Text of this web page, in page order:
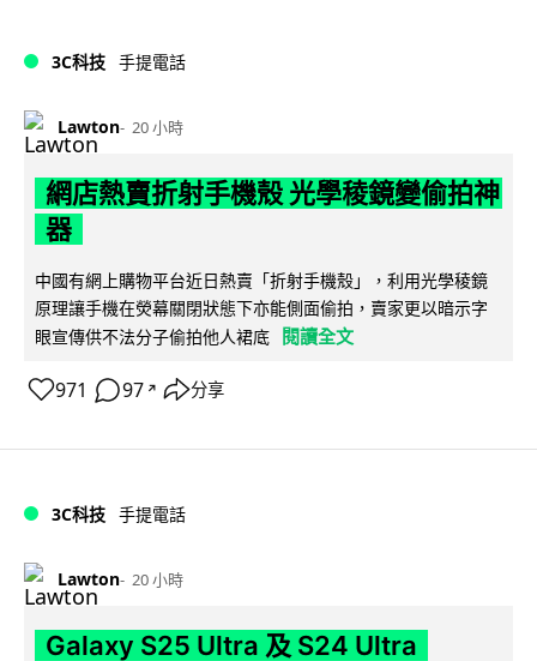
3C科技 手提電話
Lawton 20 小時
網店熱賣折射手機殼 光學稜鏡變偷拍神
器
中國有網上購物平台近日熱賣「折射手機殼」，利用光學稜鏡
原理讓手機在熒幕關閉狀態下亦能側面偷拍，賣家更以暗示字
眼宣傳供不法分子偷拍他人裙底 閱讀全文
971 97 ↗ 分享
3C科技 手提電話
Lawton 20 小時
Galaxy S25 Ultra 及 S24 Ultra